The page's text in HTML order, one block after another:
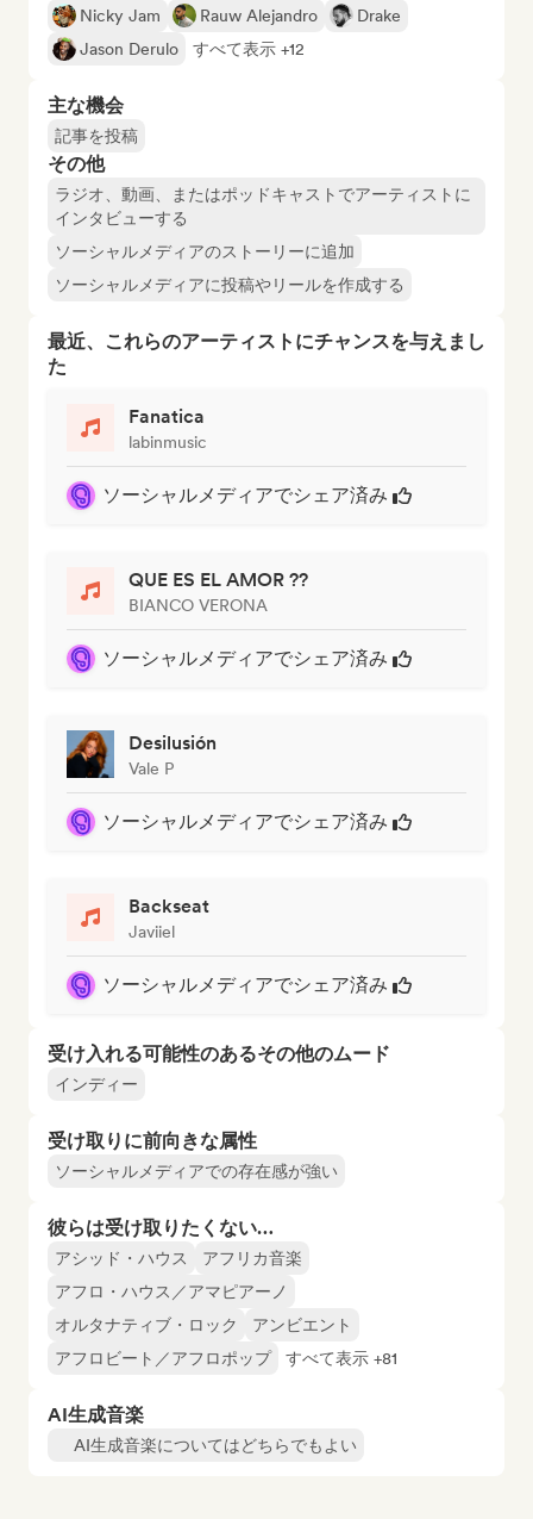
Nicky Jam
Rauw Alejandro
Drake
Jason Derulo
すべて表示 +12
主な機会
記事を投稿
その他
ラジオ、動画、またはポッドキャストでアーティストに
インタビューする
ソーシャルメディアのストーリーに追加
ソーシャルメディアに投稿やリールを作成する
最近、これらのアーティストにチャンスを与えまし
た
Fanatica
labinmusic
ソーシャルメディアでシェア済み
QUE ES EL AMOR ??
BIANCO VERONA
ソーシャルメディアでシェア済み
Desilusión
Vale P
ソーシャルメディアでシェア済み
Backseat
Javiiel
ソーシャルメディアでシェア済み
受け入れる可能性のあるその他のムード
インディー
受け取りに前向きな属性
ソーシャルメディアでの存在感が強い
彼らは受け取りたくない…
アシッド・ハウス
アフリカ音楽
アフロ・ハウス／アマピアーノ
オルタナティブ・ロック
アンビエント
アフロビート／アフロポップ
すべて表示 +81
AI生成音楽
AI生成音楽についてはどちらでもよい